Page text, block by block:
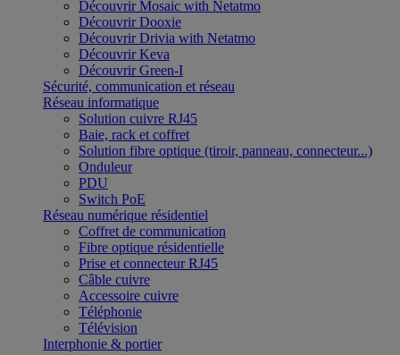
Découvrir Mosaic with Netatmo
Découvrir Dooxie
Découvrir Drivia with Netatmo
Découvrir Keva
Découvrir Green-I
Sécurité, communication et réseau
Réseau informatique
Solution cuivre RJ45
Baie, rack et coffret
Solution fibre optique (tiroir, panneau, connecteur...)
Onduleur
PDU
Switch PoE
Réseau numérique résidentiel
Coffret de communication
Fibre optique résidentielle
Prise et connecteur RJ45
Câble cuivre
Accessoire cuivre
Téléphonie
Télévision
Interphonie & portier